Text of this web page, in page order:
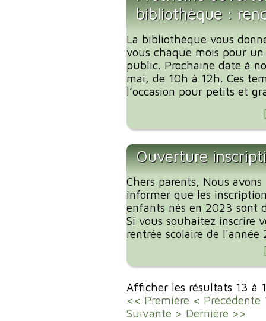
bibliothèque :
La bibliothèque vous
vous chaque mois pour
public. Prochaine date à
mai, de 10h à 12h. Ces
l’occasion pour petits et
Ouverture
Chers parents, Nous
informer que les
enfants nés en 2023 sont
Si vous souhaitez inscrire
rentrée scolaire de
Afficher les résultats 13 à
<< Première < Précédente
Suivante > Dernière >>